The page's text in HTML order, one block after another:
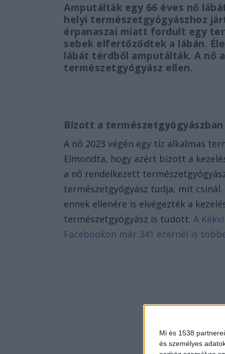
Mi és 1538
és személyes
Amputálták egy 66 éves nő
helyi természetgyógyászhoz
érpanaszai miatt fordult egy
sebek elfertőződtek a lábán.
lábát térdből amputálták. A nő
természetgyógyász ellen.
Bízott a természetgyógyászban
A nő 2023 végén egy tíz alkalmas
Elmondta, hogy azért bízott a
a nő rendelkezett
természetgyógyász tudja, mit
ennek ellenére is elvégezték a
természetgyógyász is tudott. A
Facebookon már 341 ezernél is